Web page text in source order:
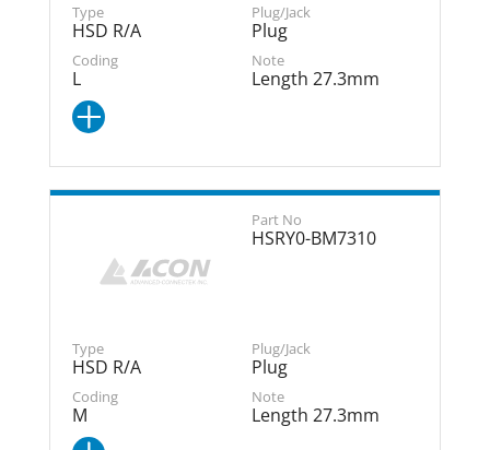
HSD R/A
Plug
L
Length 27.3mm
HSRY0-BM7310
HSD R/A
Plug
M
Length 27.3mm